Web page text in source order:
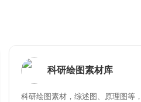
科研绘图素材库
科研绘图素材，综述图、原理图等